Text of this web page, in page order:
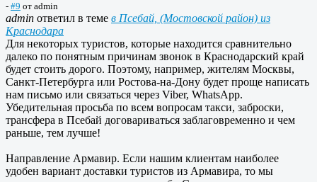
- #9 от admin
admin ответил в теме в Псебай, (Мостовской район) из
Краснодара
Для некоторых туристов, которые находится сравнительно
далеко по понятным причинам звонок в Краснодарский край
будет стоить дорого. Поэтому, например, жителям Москвы,
Санкт-Петербурга или Ростова-на-Дону будет проще написать
нам письмо или связаться через Viber, WhatsApp.
Убедительная просьба по всем вопросам такси, заброски,
трансфера в Псебай договариваться заблаговременно и чем
раньше, тем лучше!
Направление Армавир. Если нашим клиентам наиболее
удобен вариант доставки туристов из Армавира, то мы